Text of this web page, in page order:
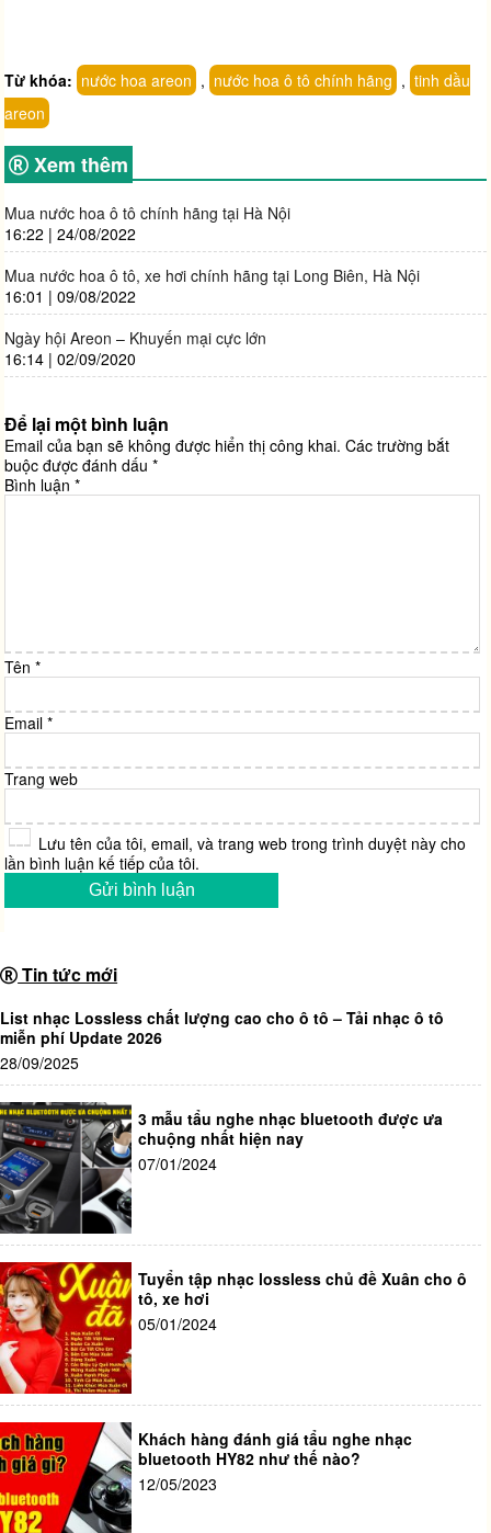
Từ khóa: nước hoa areon , nước hoa ô tô chính hãng , tinh dầu
areon
Xem thêm
Mua nước hoa ô tô chính hãng tại Hà Nội
16:22 | 24/08/2022
Mua nước hoa ô tô, xe hơi chính hãng tại Long Biên, Hà Nội
16:01 | 09/08/2022
Ngày hội Areon – Khuyến mại cực lớn
16:14 | 02/09/2020
Để lại một bình luận
Email của bạn sẽ không được hiển thị công khai. Các trường bắt
buộc được đánh dấu*
Bình luận*
Tên*
Email*
Trang web
Lưu tên của tôi, email, và trang web trong trình duyệt này cho
lần bình luận kế tiếp của tôi.
Tin tức mới
List nhạc Lossless chất lượng cao cho ô tô – Tải nhạc ô tô
miễn phí Update 2026
28/09/2025
3 mẫu tẩu nghe nhạc bluetooth được ưa
chuộng nhất hiện nay
07/01/2024
Tuyển tập nhạc lossless chủ đề Xuân cho ô
tô, xe hơi
05/01/2024
Khách hàng đánh giá tẩu nghe nhạc
bluetooth HY82 như thế nào?
12/05/2023